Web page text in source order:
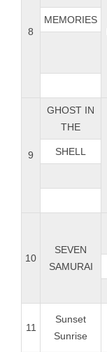
8
MEMORIES
9
GHOST IN
THE
SHELL
10
SEVEN
SAMURAI
11
Sunset
Sunrise